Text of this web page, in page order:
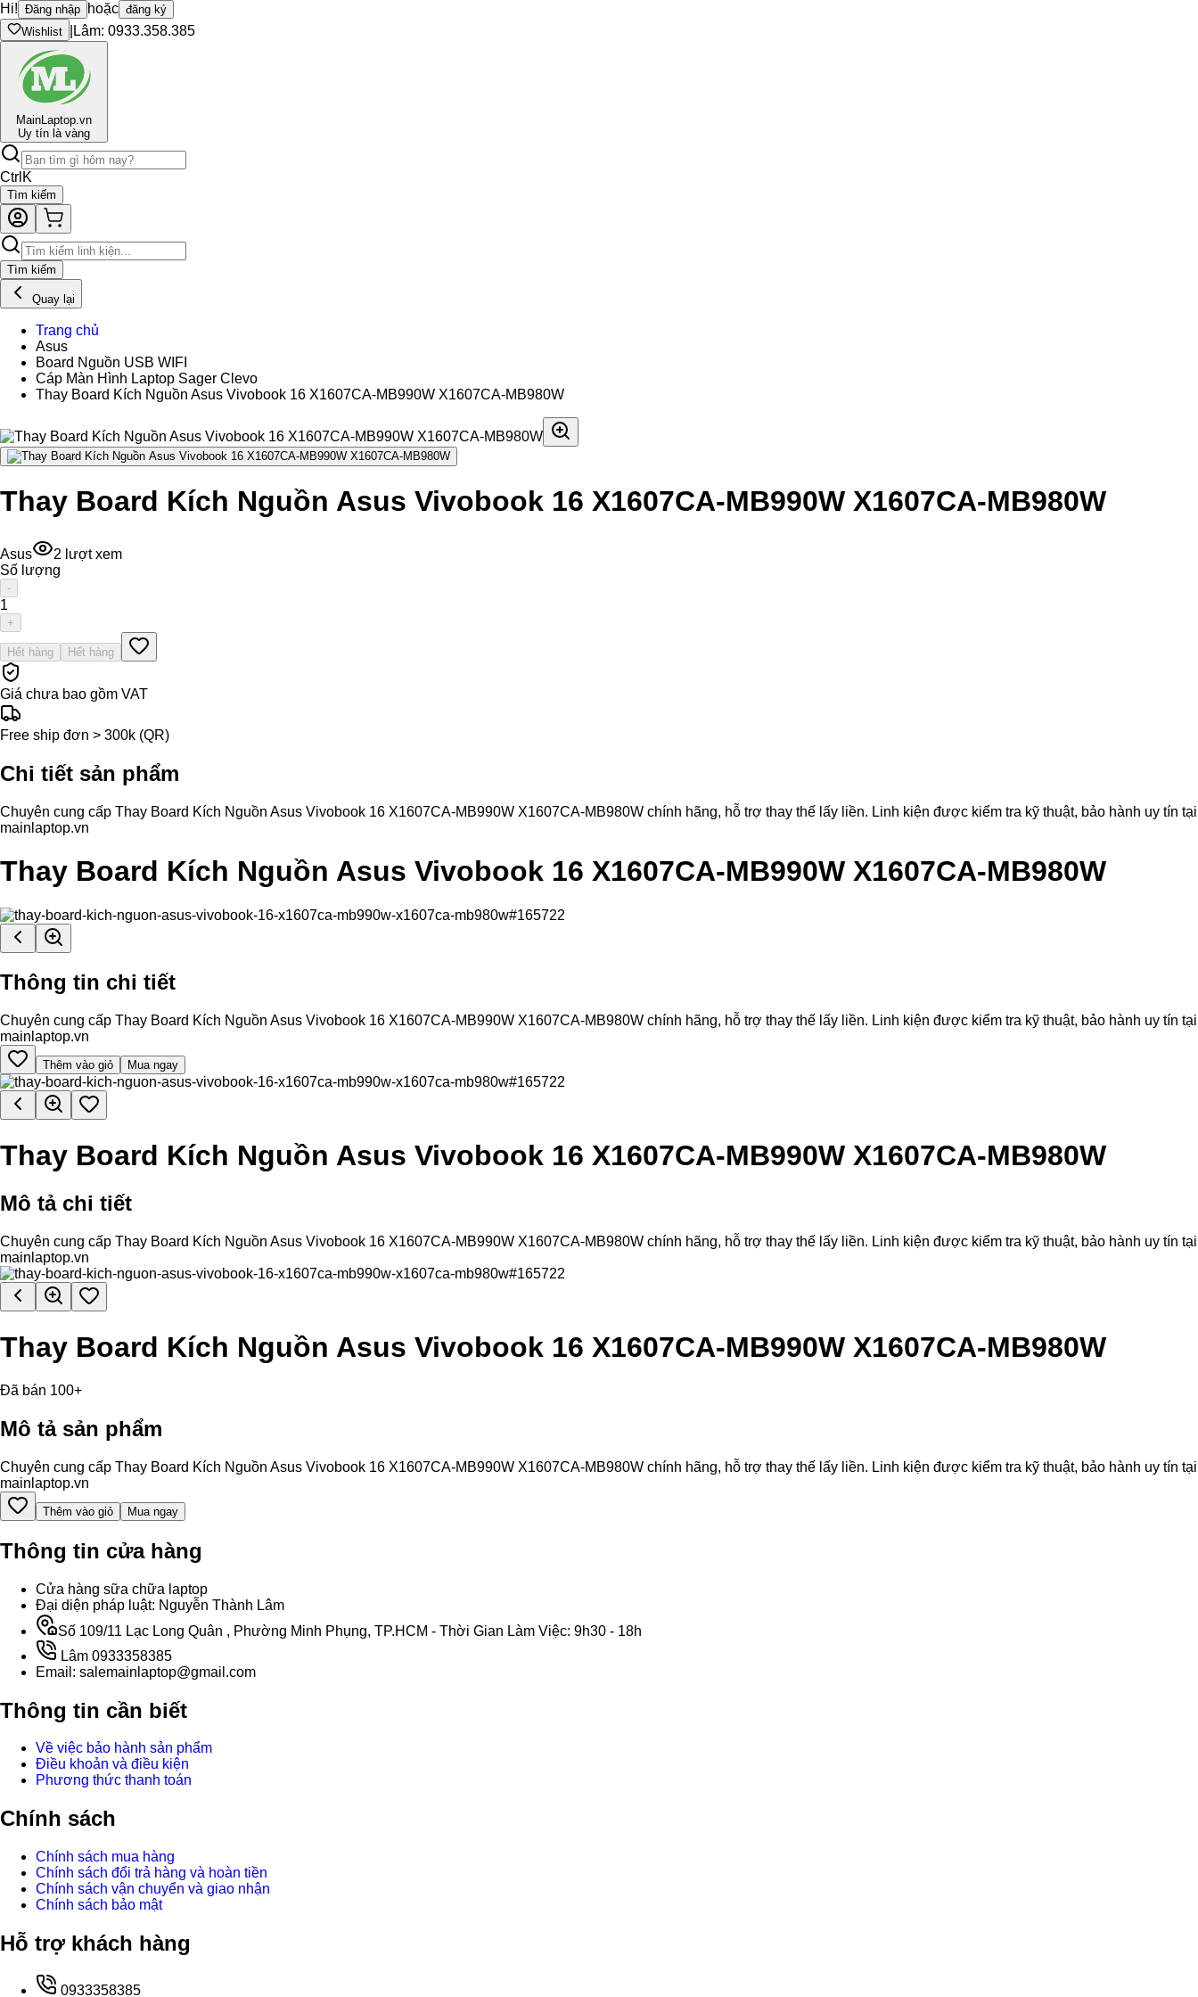
Hi! Đăng nhập hoặc đăng ký
Wishlist
Lâm: 0933.358.385
MainLaptop.vn
Uy tín là vàng
Ctrl K
Tìm kiếm
Tìm kiếm
Quay lại
Trang chủ
Asus
Board Nguồn USB WIFI
Cáp Màn Hình Laptop Sager Clevo
Thay Board Kích Nguồn Asus Vivobook 16 X1607CA-MB990W X1607CA-MB980W
Thay Board Kích Nguồn Asus Vivobook 16 X1607CA-MB990W X1607CA-MB980W
Asus 2 lượt xem
Số lượng
-
1
+
Hết hàng Hết hàng
Giá chưa bao gồm VAT
Free ship đơn > 300k (QR)
Chi tiết sản phẩm
Chuyên cung cấp Thay Board Kích Nguồn Asus Vivobook 16 X1607CA-MB990W X1607CA-MB980W chính hãng, hỗ trợ thay thế lấy liền. Linh kiện được kiểm tra kỹ thuật, bảo hành uy tín tại
mainlaptop.vn
Thay Board Kích Nguồn Asus Vivobook 16 X1607CA-MB990W X1607CA-MB980W
Thông tin chi tiết
Chuyên cung cấp Thay Board Kích Nguồn Asus Vivobook 16 X1607CA-MB990W X1607CA-MB980W chính hãng, hỗ trợ thay thế lấy liền. Linh kiện được kiểm tra kỹ thuật, bảo hành uy tín tại
mainlaptop.vn
Thêm vào giỏ Mua ngay
Thay Board Kích Nguồn Asus Vivobook 16 X1607CA-MB990W X1607CA-MB980W
Mô tả chi tiết
Chuyên cung cấp Thay Board Kích Nguồn Asus Vivobook 16 X1607CA-MB990W X1607CA-MB980W chính hãng, hỗ trợ thay thế lấy liền. Linh kiện được kiểm tra kỹ thuật, bảo hành uy tín tại
mainlaptop.vn
Thay Board Kích Nguồn Asus Vivobook 16 X1607CA-MB990W X1607CA-MB980W
Đã bán 100+
Mô tả sản phẩm
Chuyên cung cấp Thay Board Kích Nguồn Asus Vivobook 16 X1607CA-MB990W X1607CA-MB980W chính hãng, hỗ trợ thay thế lấy liền. Linh kiện được kiểm tra kỹ thuật, bảo hành uy tín tại
mainlaptop.vn
Thêm vào giỏ Mua ngay
Thông tin cửa hàng
Cửa hàng sữa chữa laptop
Đại diện pháp luật: Nguyễn Thành Lâm
Số 109/11 Lạc Long Quân , Phường Minh Phụng, TP.HCM - Thời Gian Làm Việc: 9h30 - 18h
Lâm 0933358385
Email: salemainlaptop@gmail.com
Thông tin cần biết
Về việc bảo hành sản phẩm
Điều khoản và điều kiện
Phương thức thanh toán
Chính sách
Chính sách mua hàng
Chính sách đổi trả hàng và hoàn tiền
Chính sách vận chuyển và giao nhận
Chính sách bảo mật
Hỗ trợ khách hàng
0933358385